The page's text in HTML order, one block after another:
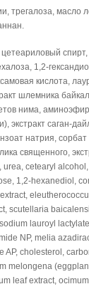
трегалоза, масло
1,2-
кислота,
шлемника
нима,
экстракт саган-
натрия,
священного,
cetearyl
1,2-hexanediol,
scutellaria
lauroyl
NP, melia
AP, cholesterol,
melongena
leaf extract,